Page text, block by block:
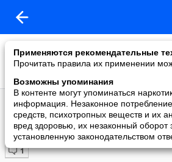
Применяются рекомендательные
Прочитать правила их применении
Возможны упоминания
В контенте могут упоминаться
информация. Незаконное потребление
средств, психотропных веществ и их
вред здоровью, их незаконный оборот
установленную законодательством
Sергей74
добавил видео
25.09.2009
Одинокая волчица...